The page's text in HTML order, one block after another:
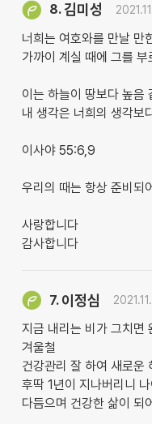
8.김미성
너희는 여호와를 만날 만
가까이 계실 때에 그를 부
이는 하늘이 땅보다 높음
내 생각은 너희의 생각보
이사야 55:6,9
우리의 때는 항상 준비되
사랑합니다
감사합니다
7. 이정심
지금 내리는 비가 그치면
겨울철
건강관리 잘 하여 새로운
후딱 1년이 지나버리니
다듬으며 건강한 삶이 되